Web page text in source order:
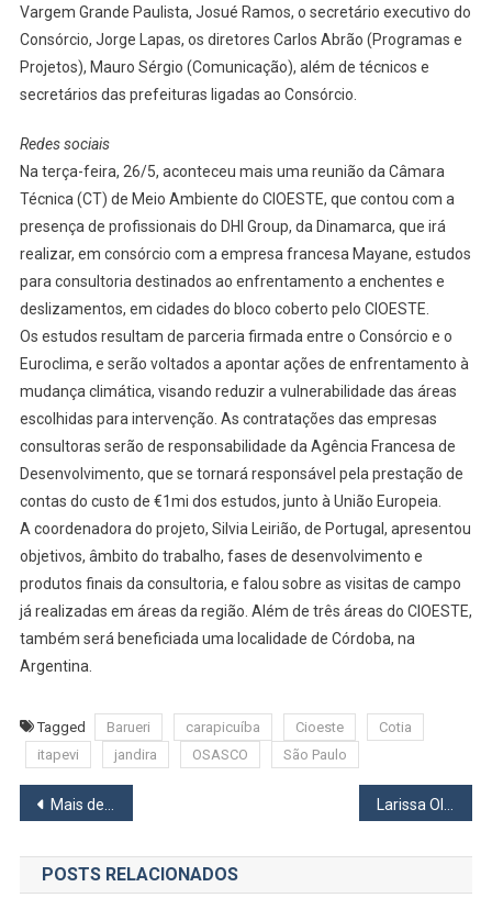
Vargem Grande Paulista, Josué Ramos, o secretário executivo do
Consórcio, Jorge Lapas, os diretores Carlos Abrão (Programas e
Projetos), Mauro Sérgio (Comunicação), além de técnicos e
secretários das prefeituras ligadas ao Consórcio.
Redes sociais
Na terça-feira, 26/5, aconteceu mais uma reunião da Câmara
Técnica (CT) de Meio Ambiente do CIOESTE, que contou com a
presença de profissionais do DHI Group, da Dinamarca, que irá
realizar, em consórcio com a empresa francesa Mayane, estudos
para consultoria destinados ao enfrentamento a enchentes e
deslizamentos, em cidades do bloco coberto pelo CIOESTE.
Os estudos resultam de parceria firmada entre o Consórcio e o
Euroclima, e serão voltados a apontar ações de enfrentamento à
mudança climática, visando reduzir a vulnerabilidade das áreas
escolhidas para intervenção. As contratações das empresas
consultoras serão de responsabilidade da Agência Francesa de
Desenvolvimento, que se tornará responsável pela prestação de
contas do custo de €1mi dos estudos, junto à União Europeia.
A coordenadora do projeto, Silvia Leirião, de Portugal, apresentou
objetivos, âmbito do trabalho, fases de desenvolvimento e
produtos finais da consultoria, e falou sobre as visitas de campo
já realizadas em áreas da região. Além de três áreas do CIOESTE,
também será beneficiada uma localidade de Córdoba, na
Argentina.
Tagged Barueri carapicuíba Cioeste
Cotia
itapevi
jandira OSASCO São Paulo
Navegação
de
Post
Mais de 50 mil mulheres de Osasco receberão absorventes higiênicos gratuitamente
POSTS RELACIONADOS